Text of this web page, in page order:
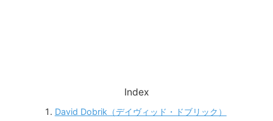
Index
David Dobrik（デイヴィッド・ドブリック）